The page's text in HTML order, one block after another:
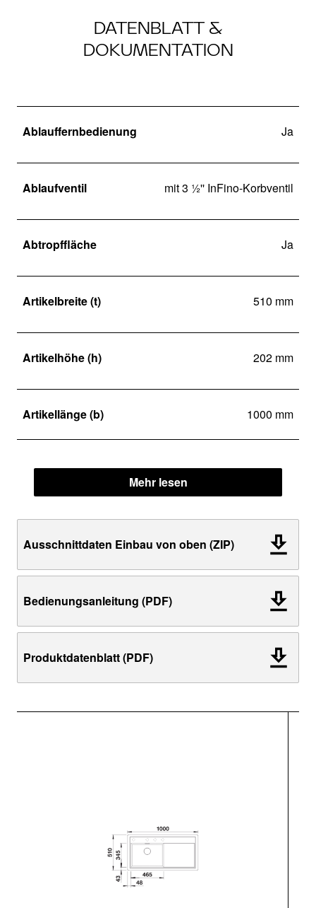
DATENBLATT &
DOKUMENTATION
Ablauffernbedienung Ja
Ablaufventil mit 3 ½'' InFino-Korbventil
Abtropffläche Ja
Artikelbreite (t) 510 mm
Artikelhöhe (h) 202 mm
Artikellänge (b) 1000 mm
Mehr lesen
Ausschnittdaten Einbau von oben (ZIP)
Bedienungsanleitung (PDF)
Produktdatenblatt (PDF)